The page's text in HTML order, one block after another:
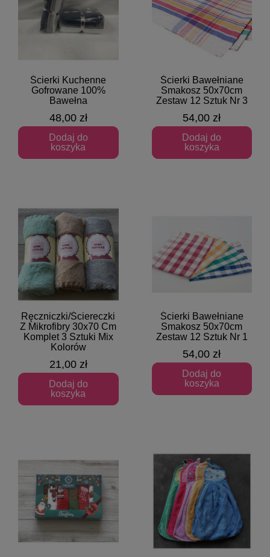
Szybki podgląd
Ścierki Kuchenne
Gofrowane 100%
Bawełna
48,00 zł
Dodaj do
koszyka
Szybki podgląd
Ścierki Bawełniane
Smakosz 50x70cm
Zestaw 12 Sztuk Nr 3
54,00 zł
Dodaj do
koszyka
Szybki podgląd
Ręczniczki/Ściereczki
Z Mikrofibry 30x70 Cm
Komplet 3 Sztuki Mix
Kolorów
21,00 zł
Dodaj do
koszyka
Szybki podgląd
Ścierki Bawełniane
Smakosz 50x70cm
Zestaw 12 Sztuk Nr 1
54,00 zł
Dodaj do
koszyka